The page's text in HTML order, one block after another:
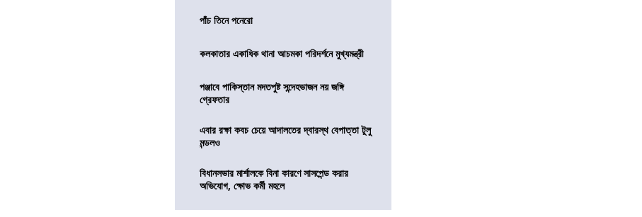
পাঁচ তিনে পনেরো
কলকাতার একাধিক থানা আচমকা পরিদর্শনে মুখ্যমন্ত্রী
পঞ্জাবে পাকিস্তান মদতপুষ্ট সন্দেহভাজন নয় জঙ্গি
গ্রেফতার
এবার রক্ষা কবচ চেয়ে আদালতের দ্বারস্থ বেপাত্তা টুলু
মন্ডলও
বিধানসভার মার্শালকে বিনা কারণে সাসপেন্ড করার
অভিযোগ, ক্ষোভ কর্মী মহলে